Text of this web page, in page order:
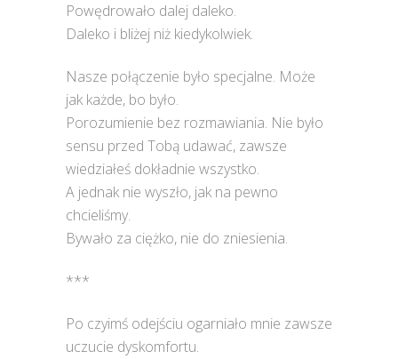
Powędrowało dalej daleko.
Daleko i bliżej niż kiedykolwiek.
Nasze połączenie było specjalne. Może
jak każde, bo było.
Porozumienie bez rozmawiania. Nie było
sensu przed Tobą udawać, zawsze
wiedziałeś dokładnie wszystko.
A jednak nie wyszło, jak na pewno
chcieliśmy.
Bywało za ciężko, nie do zniesienia.
***
Po czyimś odejściu ogarniało mnie zawsze
uczucie dyskomfortu.